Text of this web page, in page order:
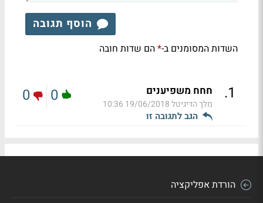
הוסף תגובה
השדות המסומנים ב-*הם שדות חובה
1
. חחח משפיענים
מלך הדיגיטל19/06/2018 10:36
הגב לתגובה זו
0
0
הורדת אפליקציה